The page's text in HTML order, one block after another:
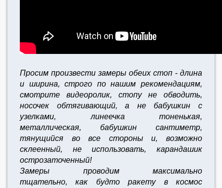
Просим произвести замеры обеих стоп - длина
и ширина, строго по нашим рекомендациям,
смотрите видеоролик, стопу не обводить,
носочек обтягивающий, а не бабушкин с
узелками, линеечка тоненькая,
металлическая, бабушкин сантиметр,
тянущийся во все стороны и, возможно
склеенный, не использовать, карандашик
острозаточенный!
Замеры проводим максимально
тщательно, как будто ракету в космос